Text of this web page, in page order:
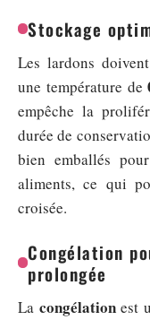
Stockage
Les lardons
une température de
empêche la
durée de
bien emballés
aliments, ce qui
croisée.
Congélation
prolongée
La congélationest